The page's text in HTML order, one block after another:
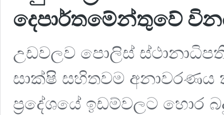
දෙපාර්තමේන්තුවේ
උඩවලව පොලිස්
සාක්ෂි සහිතවම අනාවරණය
ප්‍රදේශයේ ඉඩම්වලට හොර